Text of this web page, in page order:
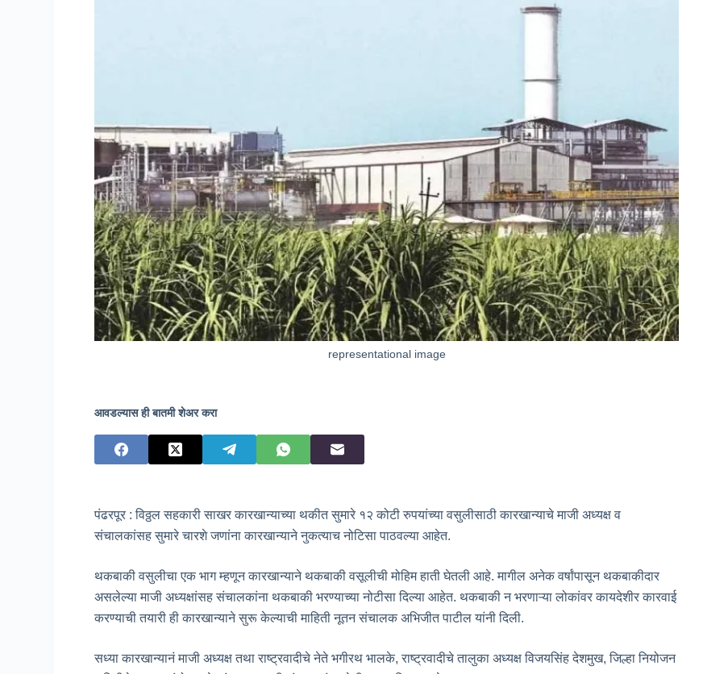
representational image
आवडल्यास ही बातमी शेअर करा
पंढरपूर : विठ्ठल सहकारी साखर कारखान्याच्या थकीत सुमारे १२ कोटी रुपयांच्या वसुलीसाठी कारखान्याचे माजी अध्यक्ष व
संचालकांसह सुमारे चारशे जणांना कारखान्याने नुकत्याच नोटिसा पाठवल्या आहेत.
थकबाकी वसुलीचा एक भाग म्हणून कारखान्याने थकबाकी वसूलीची मोहिम हाती घेतली आहे. मागील अनेक वर्षांपासून थकबाकीदार
असलेल्या माजी अध्यक्षांसह संचालकांना थकबाकी भरण्याच्या नोटीसा दिल्या आहेत. थकबाकी न भरणाऱ्या लोकांवर कायदेशीर कारवाई
करण्याची तयारी ही कारखान्याने सुरू केल्याची माहिती नूतन संचालक अभिजीत पाटील यांनी दिली.
सध्या कारखान्यानं माजी अध्यक्ष तथा राष्ट्रवादीचे नेते भगीरथ भालके, राष्ट्रवादीचे तालुका अध्यक्ष विजयसिंह देशमुख, जिल्हा नियोजन